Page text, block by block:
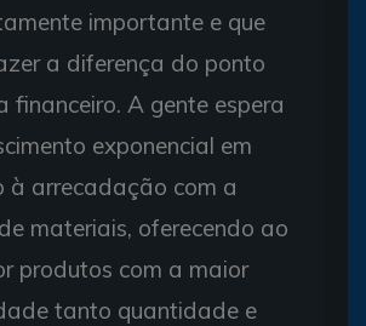
importante e que
a diferença do ponto
financeiro. A gente espera
exponencial em
à arrecadação com a
materiais, oferecendo ao
produtos com a maior
tanto quantidade e